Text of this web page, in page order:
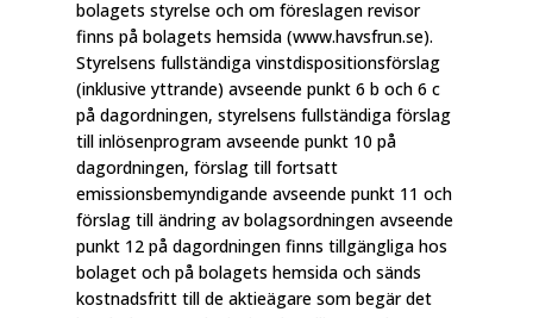
bolagets styrelse och om föreslagen revisor
finns på bolagets hemsida (www.havsfrun.se).
Styrelsens fullständiga vinstdispositionsförslag
(inklusive yttrande) avseende punkt 6 b och 6 c
på dagordningen, styrelsens fullständiga förslag
till inlösenprogram avseende punkt 10 på
dagordningen, förslag till fortsatt
emissionsbemyndigande avseende punkt 11 och
förslag till ändring av bolagsordningen avseende
punkt 12 på dagordningen finns tillgängliga hos
bolaget och på bolagets hemsida och sänds
kostnadsfritt till de aktieägare som begär det